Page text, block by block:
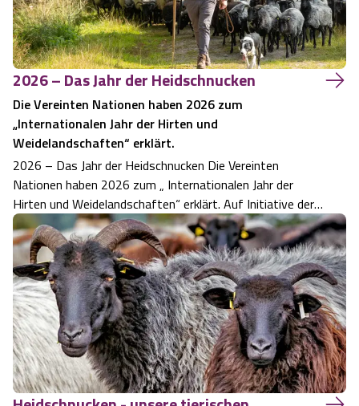
2026 – Das Jahr der Heidschnucken
Die Vereinten Nationen haben 2026 zum
„Internationalen Jahr der Hirten und
Weidelandschaften“ erklärt.
2026 – Das Jahr der Heidschnucken Die Vereinten
Nationen haben 2026 zum „ Internationalen Jahr der
Hirten und Weidelandschaften“ erklärt. Auf Initiative der
Mongolei rückt das Themenjahr weltweit die Bedeutung
extensiver Weidelandschaften und der Menschen in den
Mittelpunkt, die sie bewirtschaften…